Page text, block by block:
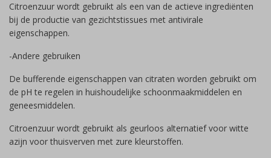
Citroenzuur wordt gebruikt als een van de actieve ingrediënten
bij de productie van gezichtstissues met antivirale
eigenschappen.
-Andere gebruiken
De bufferende eigenschappen van citraten worden gebruikt om
de pH te regelen in huishoudelijke schoonmaakmiddelen en
geneesmiddelen.
Citroenzuur wordt gebruikt als geurloos alternatief voor witte
azijn voor thuisverven met zure kleurstoffen.